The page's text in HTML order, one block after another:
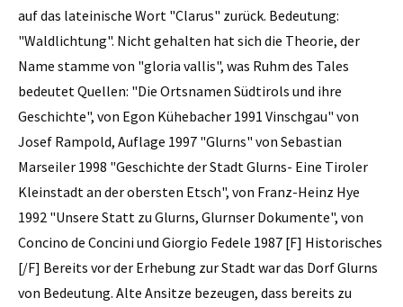
auf das lateinische Wort "Clarus" zurück. Bedeutung:
"Waldlichtung". Nicht gehalten hat sich die Theorie, der
Name stamme von "gloria vallis", was Ruhm des Tales
bedeutet Quellen: "Die Ortsnamen Südtirols und ihre
Geschichte", von Egon Kühebacher 1991 Vinschgau" von
Josef Rampold, Auflage 1997 "Glurns" von Sebastian
Marseiler 1998 "Geschichte der Stadt Glurns- Eine Tiroler
Kleinstadt an der obersten Etsch", von Franz-Heinz Hye
1992 "Unsere Statt zu Glurns, Glurnser Dokumente", von
Concino de Concini und Giorgio Fedele 1987 [F] Historisches
[/F] Bereits vor der Erhebung zur Stadt war das Dorf Glurns
von Bedeutung. Alte Ansitze bezeugen, dass bereits zu